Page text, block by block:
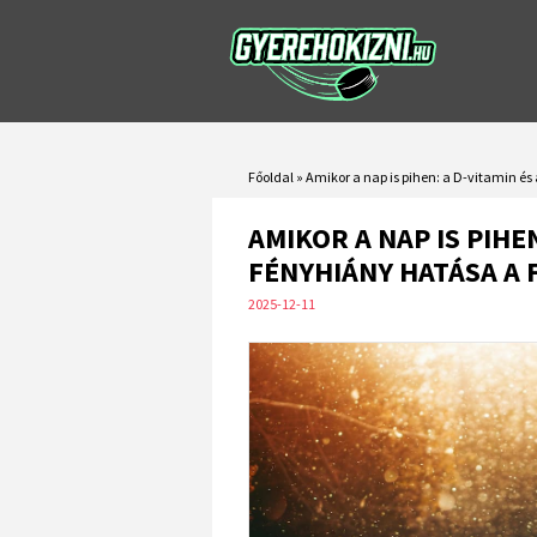
Főoldal » Amikor a nap is pihen: a D-vitamin
AMIKOR A NAP IS
FÉNYHIÁNY HATÁSA A
2025-12-11